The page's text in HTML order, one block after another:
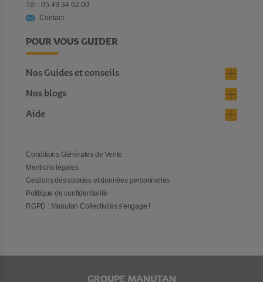
Tél : 05 49 34 62 00
Contact
POUR VOUS GUIDER
Nos Guides et conseils
Nos blogs
Aide
Conditions Générales de Vente
Mentions légales
Gestions des cookies et données personnelles
Politique de confidentialité
RGPD : Manutan Collectivités s'engage !
GROUPE MANUTAN